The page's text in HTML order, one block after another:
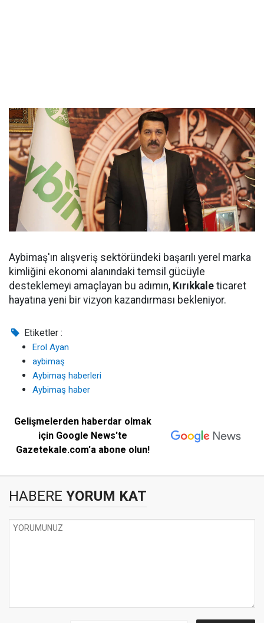
Aybimaş'ın alışveriş sektöründeki başarılı yerel marka
kimliğini ekonomi alanındaki temsil gücüyle
desteklemeyi amaçlayan bu adımın, Kırıkkale ticaret
hayatına yeni bir vizyon kazandırması bekleniyor.
Etiketler :
Erol Ayan
aybimaş
Aybimaş haberleri
Aybimaş haber
Gelişmelerden haberdar olmak
için Google News'te
Gazetekale.com'a abone olun!
HABERE YORUM KAT